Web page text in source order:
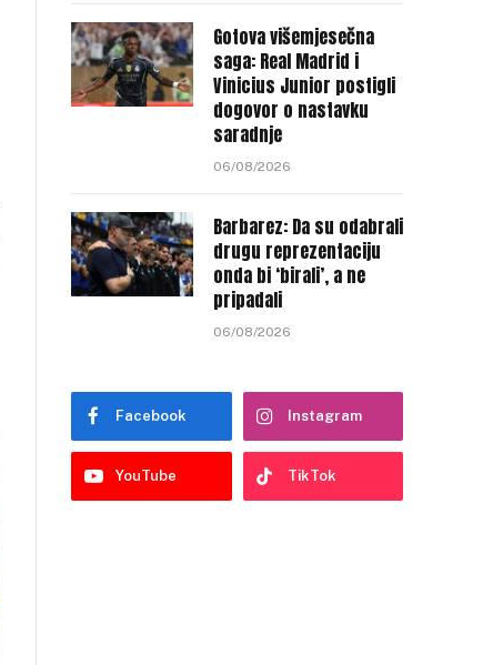
Gotova višemjesečna
saga: Real Madrid i
Vinicius Junior postigli
dogovor o nastavku
saradnje
06/08/2026
Barbarez: Da su odabrali
drugu reprezentaciju
onda bi ‘birali’, a ne
pripadali
06/08/2026
Facebook Instagram
YouTube TikTok